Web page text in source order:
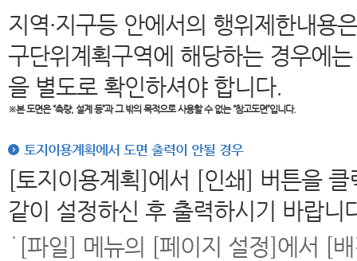
지역·지구등 안에서의 행위제한내용
구단위계획구역에 해당하는 경우에
을 별도로 확인하셔야 합니다.
※본 도면은“측량, 설계 등”과 그 밖의 목적으로 사용할 수 없는 “참고도면”입니다.
토지이용계획에서 도면 출력이 안될 경우
[토지이용계획]에서 [인쇄] 버튼을
같이 설정하신 후 출력하시기 바랍니
[파일] 메뉴의 [페이지 설정]에서 [